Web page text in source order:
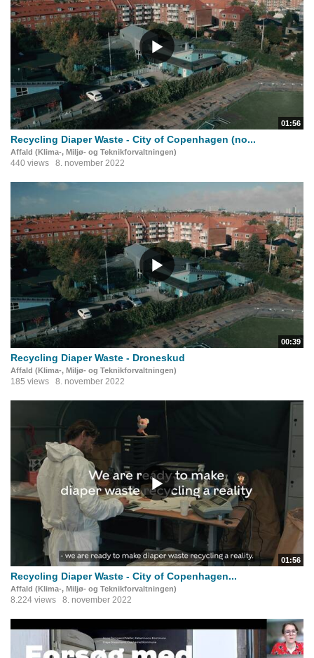
01:56
Recycling Diaper Waste - City of Copenhagen (no...
Affald (Klima-, Miljø- og Teknikforvaltningen)
440 views 8. november 2022
00:39
Recycling Diaper Waste - Droneskud
Affald (Klima-, Miljø- og Teknikforvaltningen)
185 views 8. november 2022
01:56
Recycling Diaper Waste - City of Copenhagen...
Affald (Klima-, Miljø- og Teknikforvaltningen)
8.224 views 8. november 2022